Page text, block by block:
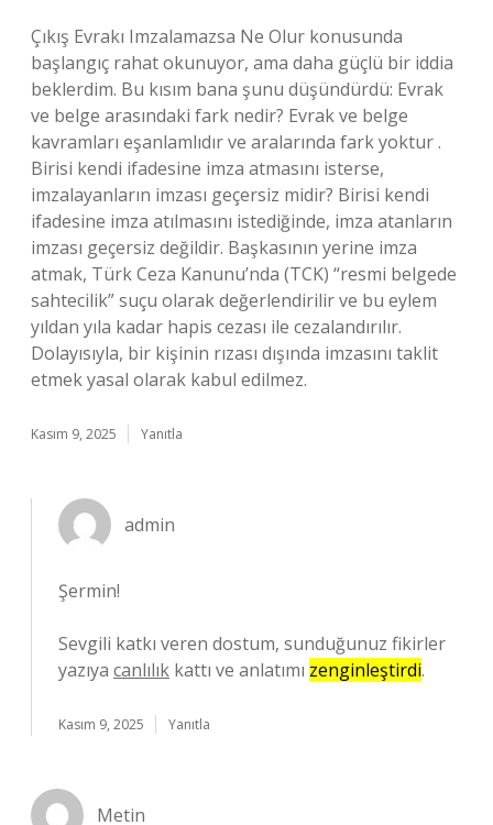
Çıkış Evrakı Imzalamazsa Ne Olur konusunda
başlangıç rahat okunuyor, ama daha güçlü bir iddia
beklerdim. Bu kısım bana şunu düşündürdü: Evrak
ve belge arasındaki fark nedir? Evrak ve belge
kavramları eşanlamlıdır ve aralarında fark yoktur .
Birisi kendi ifadesine imza atmasını isterse,
imzalayanların imzası geçersiz midir? Birisi kendi
ifadesine imza atılmasını istediğinde, imza atanların
imzası geçersiz değildir. Başkasının yerine imza
atmak, Türk Ceza Kanunu’nda (TCK) “resmi belgede
sahtecilik” suçu olarak değerlendirilir ve bu eylem
yıldan yıla kadar hapis cezası ile cezalandırılır.
Dolayısıyla, bir kişinin rızası dışında imzasını taklit
etmek yasal olarak kabul edilmez.
Kasım 9, 2025 Yanıtla
admin
Şermin!
Sevgili katkı veren dostum, sunduğunuz fikirler
yazıya canlılık kattı ve anlatımı zenginleştirdi.
Kasım 9, 2025 Yanıtla
Metin